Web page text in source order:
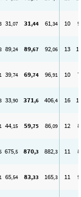
31,07 31,44 61,34 10 9
89,24 89,67 92,06 13
39,74 69,74 96,91 10 7
33,90 371,6 406,4 16
44,15 59,75 86,09 12 8
675,5 870,3 882,3 11 8
65,54 83,33 165,3 11 9